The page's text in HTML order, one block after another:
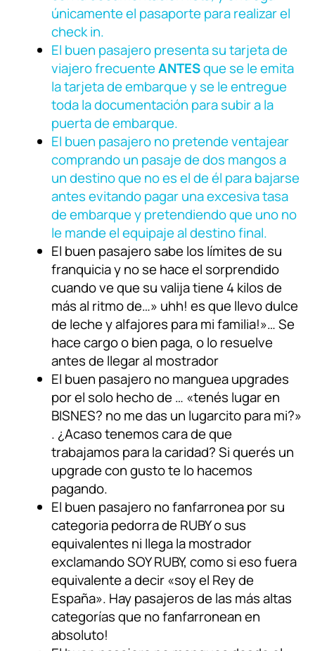
únicamente el pasaporte para realizar el
check in.
El buen pasajero presenta su tarjeta de
viajero frecuenteANTESque se le emita
la tarjeta de embarque y se le entregue
toda la documentación para subir a la
puerta de embarque.
El buen pasajero no pretende ventajear
comprando un pasaje de dos mangos a
un destino que no es el de él para bajarse
antes evitando pagar una excesiva tasa
de embarque y pretendiendo que uno no
le mande el equipaje al destino final.
El buen pasajero sabe los límites de su
franquicia y no se hace el sorprendido
cuando ve que su valija tiene 4 kilos de
más al ritmo de…» uhh! es que llevo dulce
de leche y alfajores para mi familia!»… Se
hace cargo o bien paga, o lo resuelve
antes de llegar al mostrador
El buen pasajero no manguea upgrades
por el solo hecho de … «tenés lugar en
BISNES? no me das un lugarcito para mi?»
. ¿Acaso tenemos cara de que
trabajamos para la caridad? Si querés un
upgrade con gusto te lo hacemos
pagando.
El buen pasajero no fanfarronea por su
categoria pedorra de RUBY o sus
equivalentes ni llega la mostrador
exclamando SOY RUBY, como si eso fuera
equivalente a decir «soy el Rey de
España». Hay pasajeros de las más altas
categorías que no fanfarronean en
absoluto!